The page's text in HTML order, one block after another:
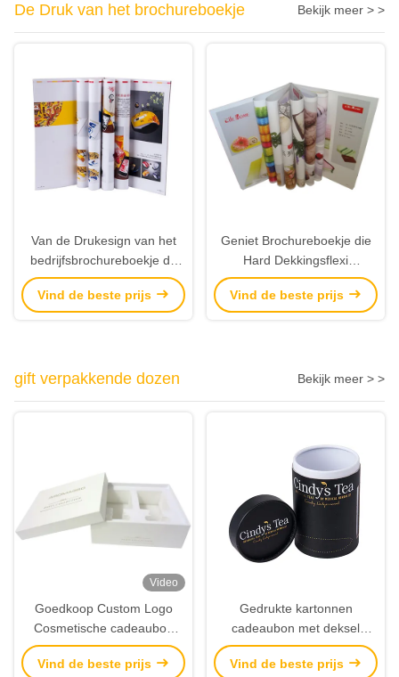
De Druk van het brochureboekje Bekijk meer > >
Van de Drukesign van het
bedrijfsbrochureboekje de
Malplaatjes Professionele
Vliegers
Vind de beste prijs
Geniet Brochureboekje die
Hard Dekkingsflexi
Verbindend Bindend
Levendig Beeld drukken
Vind de beste prijs
gift verpakkende dozen Bekijk meer > >
Video
Goedkoop Custom Logo
Cosmetische cadeaubon
Verpakking Kaars
Verpakking Presentatie
Vind de beste prijs
Gedrukte kartonnen
cadeaubon met deksel
Ronde cadeaubon
Verpakking Te koop
Vind de beste prijs